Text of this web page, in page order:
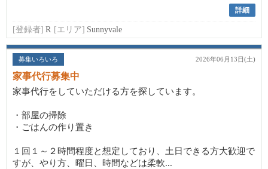
詳細
[登録者] R [エリア] Sunnyvale
募集いろいろ 2026年06月13日(土)
家事代行募集中
家事代行をしていただける方を探しています。
・部屋の掃除
・ごはんの作り置き
１回１～２時間程度と想定しており、土日できる方大歓迎で
すが、やり方、曜日、時間などは柔軟...